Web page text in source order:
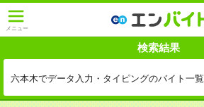
メニュー
検索結果
六本木でデータ入力・タイピングのバイト一覧